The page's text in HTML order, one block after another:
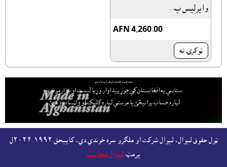
وایرلیس پ...
AFN 4,260.00
ټوکرۍ ته
لېوال هټۍ په افغانستان کې جوړ کړئ ملاتړ کوي
ستاسې په افغانستان کې جوړ پيداوار وړيا ليست او بازارموندې
لپاره حساب پرانيځئ يا مرستې لپاره کليک او واټساپ وکړئ.
ټول حقوق لېوال، لېوال شرکت او ملګرو سره خوندي دي، کاپيحق ١٩٩٢-٢٠٢٦ل
پرمټ:لېوال محاسب